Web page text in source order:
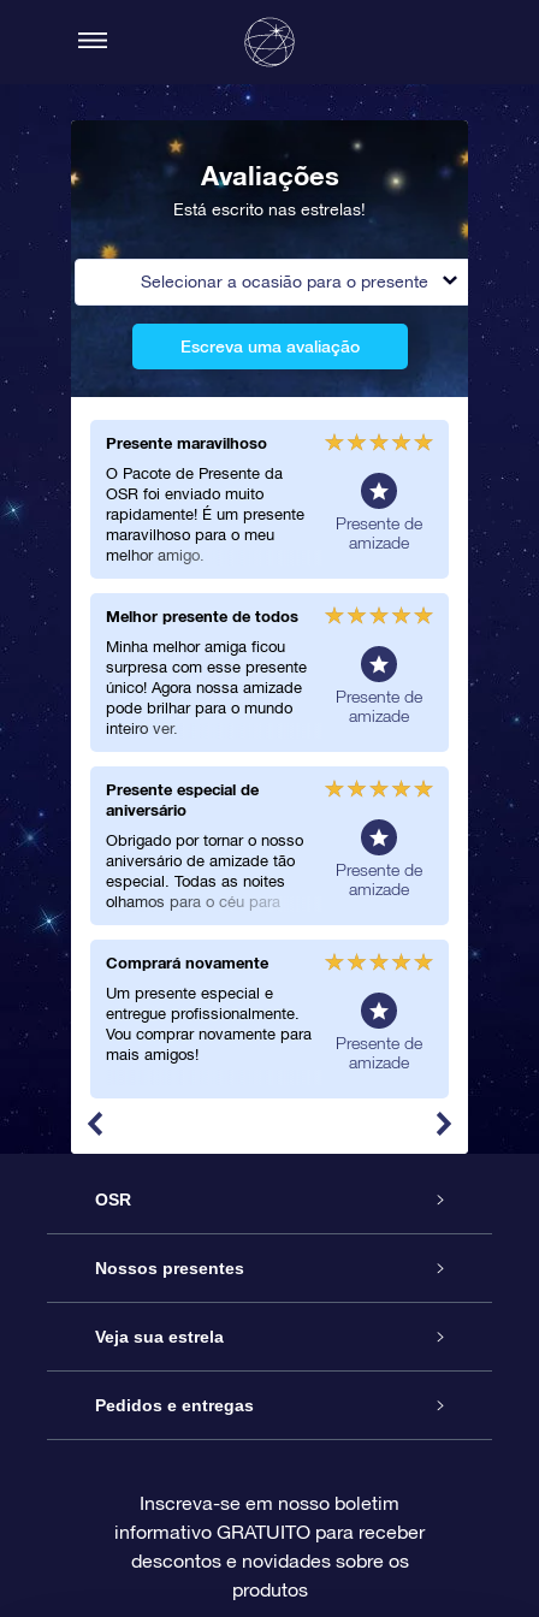
Avaliações
Está escrito nas estrelas!
Selecionar a ocasião para o presente
Escreva uma avaliação
Presente maravilhoso
O Pacote de Presente da
OSR foi enviado muito
rapidamente! É um presente
maravilhoso para o meu
melhor amigo.
Presente de
amizade
Melhor presente de todos
Minha melhor amiga ficou
surpresa com esse presente
único! Agora nossa amizade
pode brilhar para o mundo
inteiro ver.
Presente de
amizade
Presente especial de
aniversário
Obrigado por tornar o nosso
aniversário de amizade tão
especial. Todas as noites
olhamos para o céu para
localizar nossa estrela.
Presente de
amizade
Comprará novamente
Um presente especial e
entregue profissionalmente.
Vou comprar novamente para
mais amigos!
Presente de
amizade
Dei
muito
o que
Touro
Eu
Um
bom
Um
as
que
OSR
Serviço
Entre em contato conosco
Blog
Avaliações
Nossos presentes
Presente estrelar on-line
Pacote de presente da OSR
O cartão de presente da OSR
Presentes corporativos
Veja sua estrela
Star Register
Página estelar personalizada
Um Milhão de Estrelas
Pedidos e entregas
Informações de pagamento
Inscreva-se em nosso boletim
informativo GRATUITO para receber
descontos e novidades sobre os
produtos